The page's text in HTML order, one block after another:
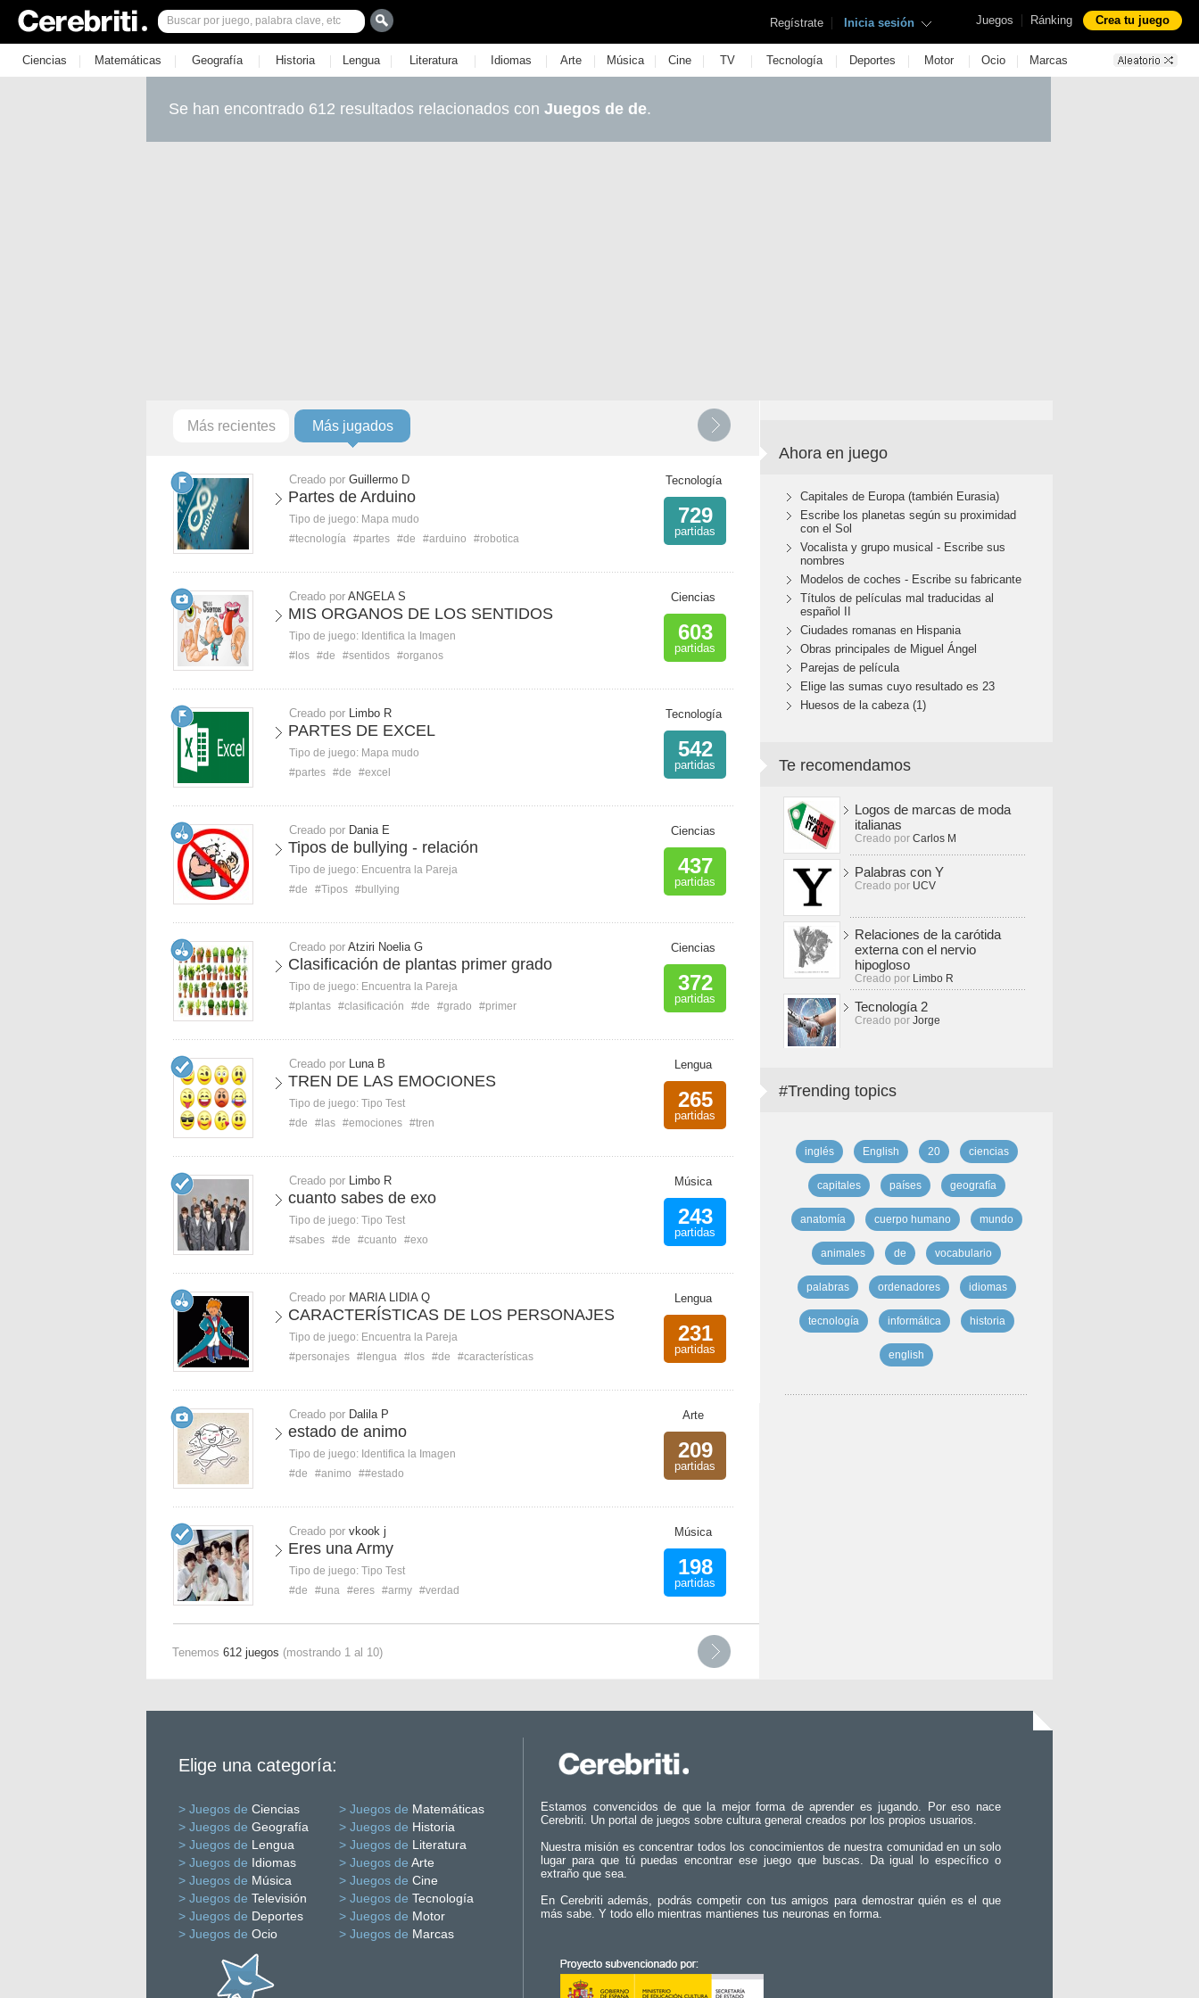
Juegos | Ránking Crea tu juego
Regístrate | Inicia sesión
Ciencias | Matemáticas | Geografía | Historia | Lengua | Literatura | Idiomas | Arte | Música | Cine | TV | Tecnología | Deportes | Motor | Ocio | Marcas
Se han encontrado 612 resultados relacionados con Juegos de de.
Más recientes Más jugados
Creado por Guillermo D
Partes de Arduino
Tipo de juego: Mapa mudo
#tecnología #partes #de #arduino #robotica
Tecnología
729
partidas
Creado por ANGELA S
MIS ORGANOS DE LOS SENTIDOS
Tipo de juego: Identifica la Imagen
#los #de #sentidos #organos
Ciencias
603
partidas
Creado por Limbo R
PARTES DE EXCEL
Tipo de juego: Mapa mudo
#partes #de #excel
Tecnología
542
partidas
Creado por Dania E
Tipos de bullying - relación
Tipo de juego: Encuentra la Pareja
#de
#Tipos #bullying
Ciencias
437
partidas
Creado por Atziri Noelia G
Clasificación de plantas primer grado
Tipo de juego: Encuentra la Pareja
#plantas #clasificación #de #grado #primer
Ciencias
372
partidas
Creado por Luna B
TREN DE LAS EMOCIONES
Tipo de juego: Tipo Test
#de
#las #emociones #tren
Lengua
265
partidas
Creado por Limbo R
cuanto sabes de exo
Tipo de juego: Tipo Test
#sabes #de #cuanto #exo
Música
243
partidas
Creado por MARIA LIDIA Q
CARACTERÍSTICAS DE LOS PERSONAJES
Tipo de juego: Encuentra la Pareja
#personajes #lengua #los #de #características
Lengua
231
partidas
Creado por Dalila P
estado de animo
Tipo de juego: Identifica la Imagen
#de
#animo ##estado
Arte
209
partidas
Creado por vkook j
Eres una Army
Tipo de juego: Tipo Test
#de
#una #eres #army #verdad
Música
198
partidas
Tenemos 612 juegos (mostrando 1 al 10)
Ahora en juego
Capitales de Europa (también Eurasia)
Escribe los planetas según su proximidad
con el Sol
Vocalista y grupo musical - Escribe sus
nombres
Modelos de coches - Escribe su fabricante
Títulos de películas mal traducidas al
español II
Ciudades romanas en Hispania
Obras principales de Miguel Ángel
Parejas de película
Elige las sumas cuyo resultado es 23
Huesos de la cabeza (1)
Te recomendamos
Logos de marcas de moda
italianas
Creado por Carlos M
Palabras con Y
Creado por UCV
Relaciones de la carótida
externa con el nervio
hipogloso
Creado por Limbo R
Tecnología 2
Creado por Jorge
#Trending topics
inglés English 20 ciencias
capitales países geografía
anatomía cuerpo humano mundo
animales de vocabulario
palabras ordenadores idiomas
tecnología informática historia
english
Elige una categoría:
> Juegos de Ciencias > Juegos de Matemáticas
> Juegos de Geografía > Juegos de Historia
> Juegos de Lengua > Juegos de Literatura
> Juegos de Idiomas > Juegos de Arte
> Juegos de Música > Juegos de Cine
> Juegos de Televisión > Juegos de Tecnología
> Juegos de Deportes > Juegos de Motor
> Juegos de Ocio > Juegos de Marcas
Estamos convencidos de que la mejor forma de aprender es jugando. Por eso nace
Cerebriti. Un portal de juegos sobre cultura general creados por los propios usuarios.
Nuestra misión es concentrar todos los conocimientos de nuestra comunidad en un solo
lugar para que tú puedas encontrar ese juego que buscas. Da igual lo específico o
extraño que sea.
En Cerebriti además, podrás competir con tus amigos para demostrar quién es el que
más sabe. Y todo ello mientras mantienes tus neuronas en forma.